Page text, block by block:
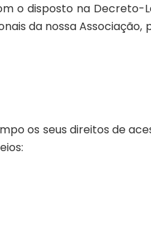
o disposto na Decreto-
da nossa Associação,
os seus direitos de